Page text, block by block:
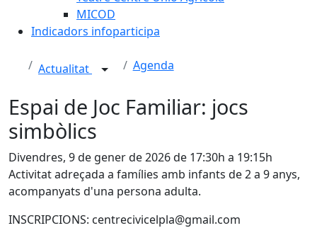
MICOD
Indicadors infoparticipa
Actualitat Agenda
Espai de Joc Familiar: jocs
simbòlics
Divendres, 9 de gener de 2026 de 17:30h a 19:15h
Activitat adreçada a famílies amb infants de 2 a 9 anys,
acompanyats d'una persona adulta.
INSCRIPCIONS: centrecivicelpla@gmail.com